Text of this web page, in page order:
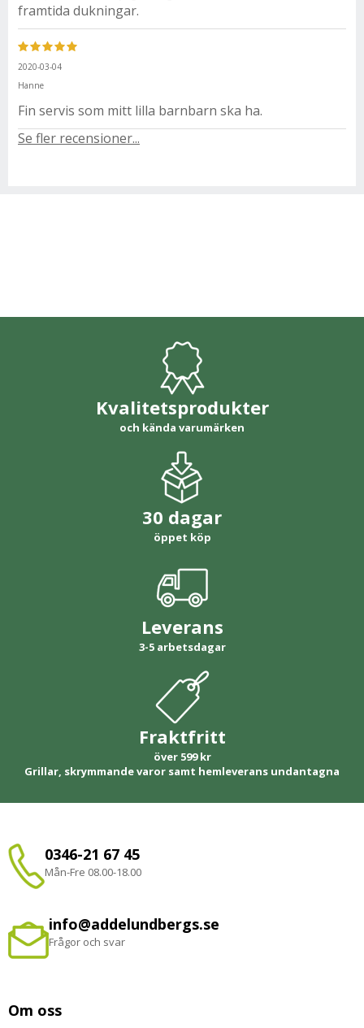
framtida dukningar.
2020-03-04
Hanne
Fin servis som mitt lilla barnbarn ska ha.
Se fler recensioner...
Kvalitetsprodukter
och kända varumärken
30 dagar
öppet köp
Leverans
3-5 arbetsdagar
Fraktfritt
över 599 kr
Grillar, skrymmande varor samt hemleverans undantagna
0346-21 67 45
Mån-Fre 08.00-18.00
info@addelundbergs.se
Frågor och svar
Om oss